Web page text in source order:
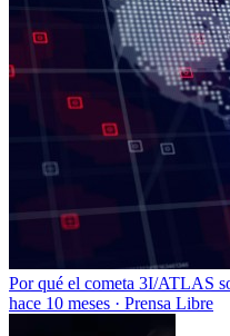
Por qué el cometa 3I/ATLAS
hace 10 meses · Prensa Libre